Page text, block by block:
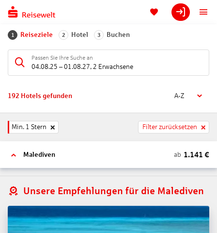
1 Reiseziele 2 Hotel 3 Buchen
Passen Sie Ihre Suche an
04.08.25 – 01.08.27, 2 Erwachsene
192 Hotels gefunden A-Z
Min. 1 Stern Filter zurücksetzen
Malediven ab 1.141 €
Unsere Empfehlungen für die Malediven